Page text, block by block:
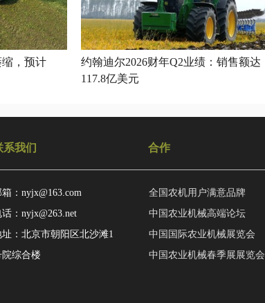
，预计
约翰迪尔2026财年Q2业绩：销售额达
117.8亿美元
系我们
箱：nyjx@163.com
话：nyjx@263.net
址：北京市朝阳区北沙滩1
院综合楼
合作
全国农机用户满意品牌
中国农业机械高端论坛
中国国际农业机械展览会
中国农业机械春季展展览会